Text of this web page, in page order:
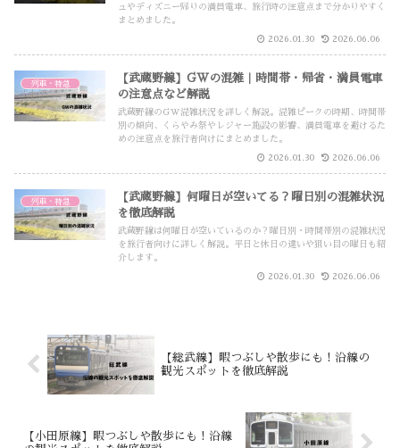
ュやディズニー帰りの満員電車、旅行時の注意点まで分かりやすく
まとめました。
2026.01.30 2026.06.06
列車・特急
【武蔵野線】GWの混雑｜時間帯・帰省・満員電車
の注意点など解説
武蔵野線のGW混雑状況を詳しく解説。混雑ピークの時期、時間帯
別の傾向、くらやみ祭やレジャー施設の影響、満員電車を避けるた
めの注意点を旅行者向けにまとめました。
2026.01.30 2026.06.06
列車・特急
【武蔵野線】何曜日が空いてる？曜日別の混雑状況
を徹底解説
武蔵野線は何曜日が空いているのか？曜日別・時間帯別の混雑状況
を旅行者向けに詳しく解説。平日と休日の違いや狙い目の曜日も紹
介します。
2026.01.30 2026.06.06
【総武線】暇つぶしや散歩にも！沿線の
観光スポットを徹底解説
【小田原線】暇つぶしや散歩にも！沿線